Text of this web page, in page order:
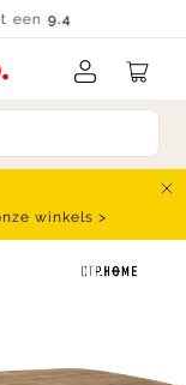
een9.4
winkels >